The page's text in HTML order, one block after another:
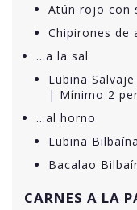
Atún rojo con
Chipirones de
…a la sal
Lubina
| Mínimo 2
…al horno
Lubina Bilbaína
Bacalao
CARNES A LA